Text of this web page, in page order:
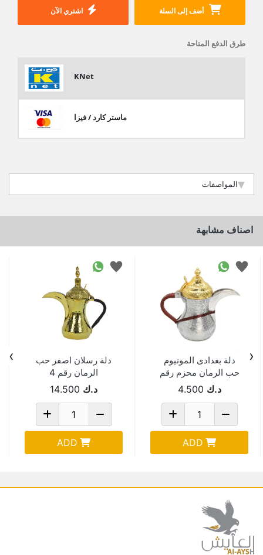
أضف إلى السلة اشتري الآن
طرق الدفع المتاحة
KNet
ماستر كارد / فيزا
المواصفات
اصناف مشابهة
دلة بغدادى المونيوم
حب الرمان محزم رقم
3 د.ك 4.500
ADD
دلة رسلان اصفر حب
الرمان رقم 4
د.ك 14.500
ADD
‹
›